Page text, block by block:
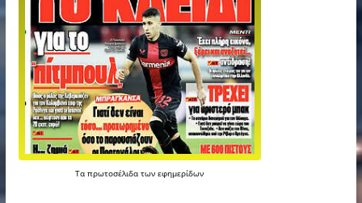
Ταπρωτοσέλιδατωνεφημερίδων